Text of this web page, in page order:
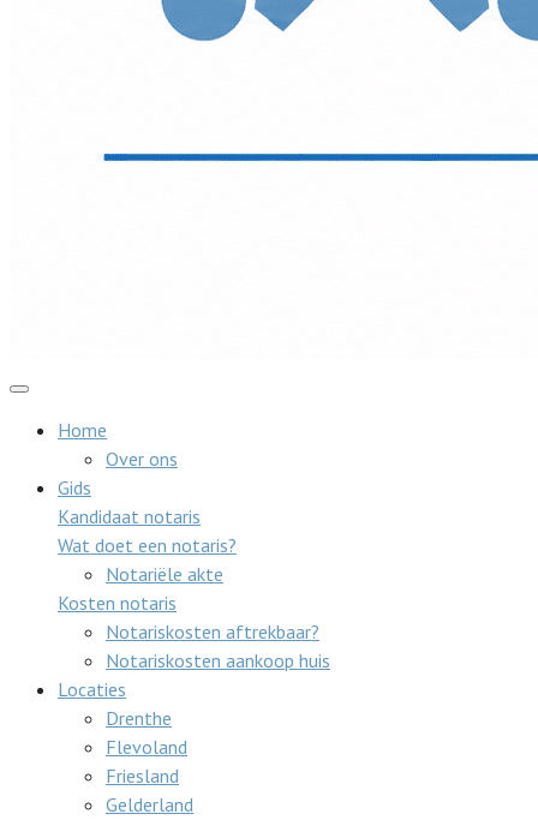
Home
Over ons
Gids
Kandidaat notaris
Wat doet een notaris?
Notariële akte
Kosten notaris
Notariskosten aftrekbaar?
Notariskosten aankoop huis
Locaties
Drenthe
Flevoland
Friesland
Gelderland